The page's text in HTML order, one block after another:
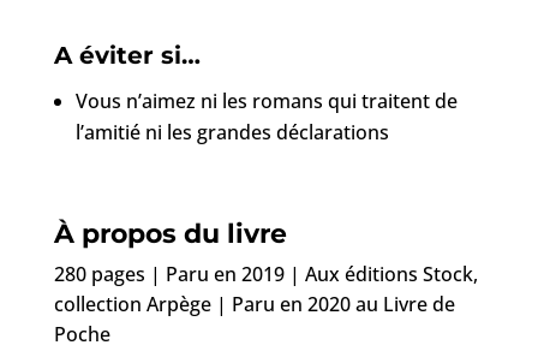
A éviter si…
Vous n’aimez ni les romans qui traitent de
l’amitié ni les grandes déclarations
À propos du livre
280 pages | Paru en 2019 | Aux éditions Stock,
collection Arpège | Paru en 2020 au Livre de
Poche